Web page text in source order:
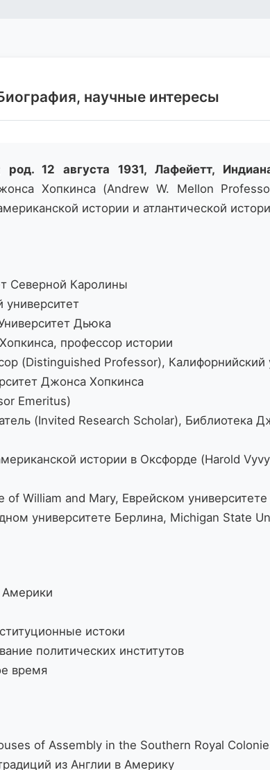
научные интересы
12 августа 1931, Лафейетт,
Хопкинса (Andrew W. Mellon
истории и атлантической
Северной Каролины
Дьюка
профессор истории
(Distinguished Professor), Калифорнийский
Джонса Хопкинса
Emeritus)
(Invited Research Scholar), Библиотека
истории в Оксфорде (Harold
William and Mary, Еврейском
университете Берлина, Michigan State
Америки
истоки
политических институтов
время
of Assembly in the Southern Royal
из Англии в Америку